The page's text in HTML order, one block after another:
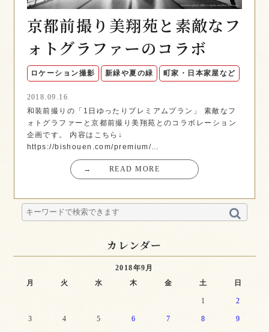
京都前撮り美翔苑と素敵なフ
ォトグラファーのコラボ
ロケーション撮影 新緑や夏の緑 町家・日本家屋など
2018.09.16
和装前撮りの「1日ゆったりプレミアムプラン」 素敵なフ
ォトグラファーと京都前撮り美翔苑とのコラボレーション
企画です。 内容はこちら↓
https://bishouen.com/premium/…
→ READ MORE
カレンダー
2018年9月
月
火 水 木 金 土 日
1 2
3 4 5 6 7 8 9